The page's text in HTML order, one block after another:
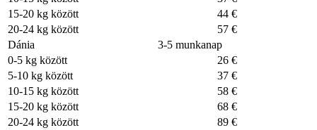
15-20 kg között
44 €
20-24 kg között
57 €
Dánia
3-5 munkanap
0-5 kg között
26 €
5-10 kg között
37 €
10-15 kg között
58 €
15-20 kg között
68 €
20-24 kg között
89 €